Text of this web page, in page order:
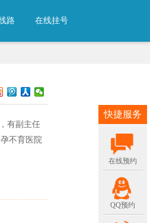
路 在线挂号
有副主任
不育医院
快捷服务
在线预约
QQ预约